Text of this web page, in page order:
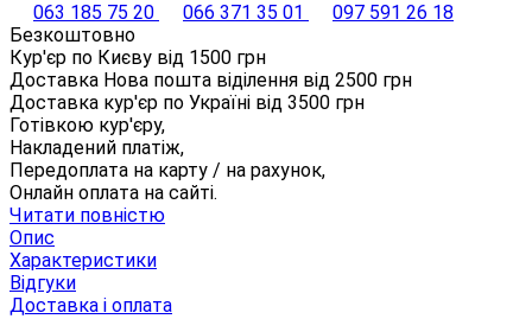
063 185 75 20
066 371 35 01
097 591 26 18
Безкоштовно
Кур'єр по Києву від 1500 грн
Доставка Нова пошта віділення від 2500 грн
Доставка кур'єр по Україні від 3500 грн
Готівкою кур'єру,
Накладений платіж,
Передоплата на карту / на рахунок,
Онлайн оплата на сайті.
Читати повністю
Опис
Характеристики
Відгуки
Доставка і оплата